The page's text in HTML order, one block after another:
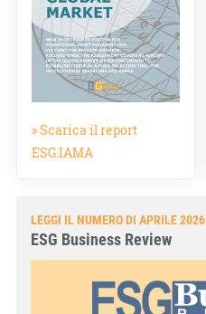
» Scarica il report
ESG.IAMA
LEGGI IL NUMERO DI APRILE 2026
ESG Business Review